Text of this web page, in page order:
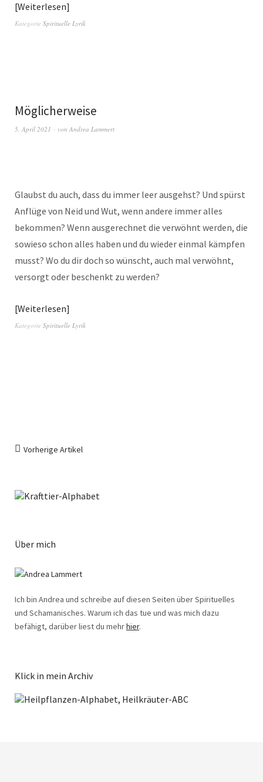
Weiterlesen
Kategorie Spirituelle Lyrik
Möglicherweise
5. April 2021 von Andrea Lammert
Glaubst du auch, dass du immer leer ausgehst? Und spürst
Anflüge von Neid und Wut, wenn andere immer alles
bekommen? Wenn ausgerechnet die verwöhnt werden, die
sowieso schon alles haben und du wieder einmal kämpfen
musst? Wo du dir doch so wünscht, auch mal verwöhnt,
versorgt oder beschenkt zu werden?
Weiterlesen
Kategorie Spirituelle Lyrik
Vorherige Artikel
Über mich
Ich bin Andrea und schreibe auf diesen Seiten über Spirituelles
und Schamanisches. Warum ich das tue und was mich dazu
befähigt, darüber liest du mehrhier.
Klick in mein Archiv